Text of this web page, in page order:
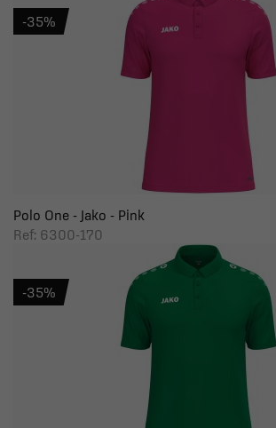
Polo One - Jako - Pink
Ref: 6300-170
-35%
-35%